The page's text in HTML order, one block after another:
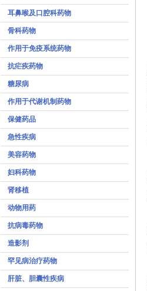
耳鼻喉及口腔科药物
骨科药物
作用于免疫系统药物
抗疟疾药物
糖尿病
作用于代谢机制药物
保健药品
急性疾病
美容药物
妇科药物
肾移植
动物用药
抗病毒药物
造影剂
罕见病治疗药物
肝脏、胆囊性疾病